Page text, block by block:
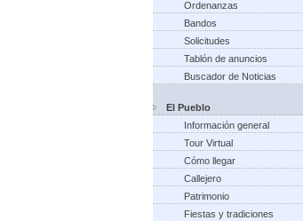
Ordenanzas
Bandos
Solicitudes
Tablón de anuncios
Buscador de Noticias
El Pueblo
Información general
Tour Virtual
Cómo llegar
Callejero
Patrimonio
Fiestas y tradiciones